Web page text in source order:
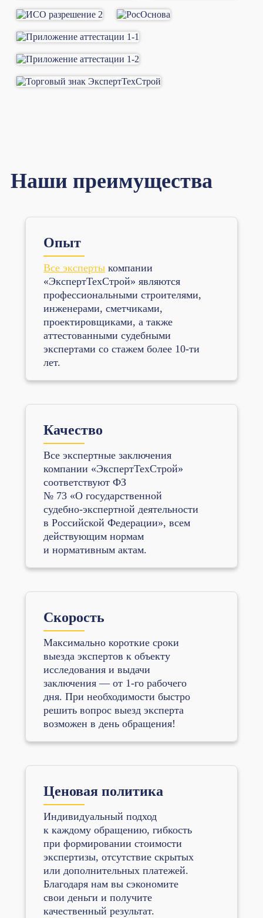
Наши преимущества
Опыт
Все эксперты компании
«ЭкспертТехСтрой» являются
профессиональными строителями,
инженерами, сметчиками,
проектировщиками, а также
аттестованными судебными
экспертами со стажем более 10-ти
лет.
Качество
Все экспертные заключения
компании «ЭкспертТехСтрой»
соответствуют ФЗ
№ 73 «О государственной
судебно-экспертной деятельности
в Российской Федерации», всем
действующим нормам
и нормативным актам.
Скорость
Максимально короткие сроки
выезда экспертов к объекту
исследования и выдачи
заключения — от 1-го рабочего
дня. При необходимости быстро
решить вопрос выезд эксперта
возможен в день обращения!
Ценовая политика
Индивидуальный подход
к каждому обращению, гибкость
при формировании стоимости
экспертизы, отсутствие скрытых
или дополнительных платежей.
Благодаря нам вы сэкономите
свои деньги и получите
качественный результат.